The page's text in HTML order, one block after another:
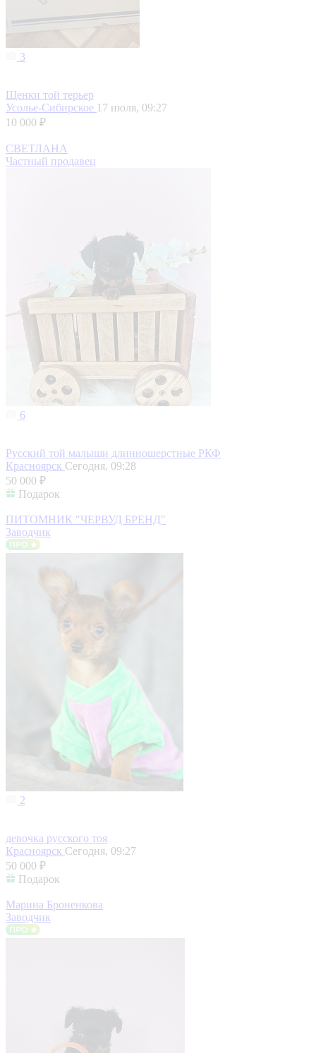
3
Щенки той терьер
Усолье-Сибирское 17 июля, 09:27
10 000 ₽
СВЕТЛАНА
Частный продавец
6
Русский той малыши длинношерстные РКФ
Красноярск Сегодня, 09:28
50 000 ₽
Подарок
ПИТОМНИК "ЧЕРВУД БРЕНД"
Заводчик
2
девочка русского тоя
Красноярск Сегодня, 09:27
50 000 ₽
Подарок
Марина Броненкова
Заводчик